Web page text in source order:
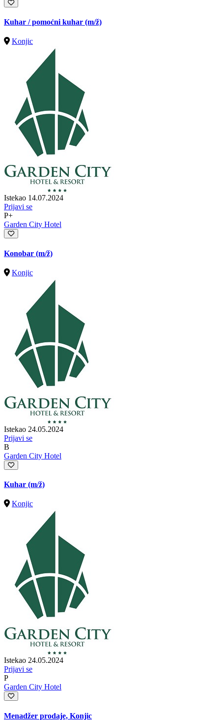
Kuhar / pomoćni kuhar (m/ž)
Konjic
Istekao 14.07.2024
Prijavi se
P+
Garden City Hotel
Konobar (m/ž)
Konjic
Istekao 24.05.2024
Prijavi se
B
Garden City Hotel
Kuhar (m/ž)
Konjic
Istekao 24.05.2024
Prijavi se
P
Garden City Hotel
Menadžer prodaje, Konjic